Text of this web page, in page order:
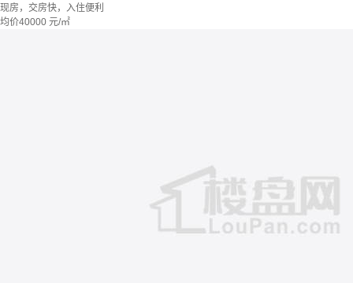
现房，交房快，入住便利
均价40000 元/㎡